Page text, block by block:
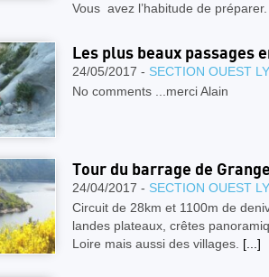
Vous avez l’habitude de
Les plus beaux passages
24/05/2017 - SECTION OUEST
No comments ...merci Alain
Tour du barrage de
24/04/2017 - SECTION OUEST
Circuit de 28km et 1100m de
landes plateaux, crêtes
Loire mais aussi des villages. [...]